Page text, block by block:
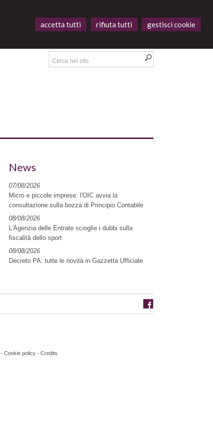
accetta tutti rifiuta tutti gestisci cookie
News
07/08/2026
Micro e piccole imprese: l'OIC avvia la
consultazione sulla bozza di Principio Contabile
08/08/2026
L'Agenzia delle Entrate scioglie i dubbi sulla
fiscalità dello sport
08/08/2026
Decreto PA: tutte le novità in Gazzetta Ufficiale
- Cookie policy - Credits